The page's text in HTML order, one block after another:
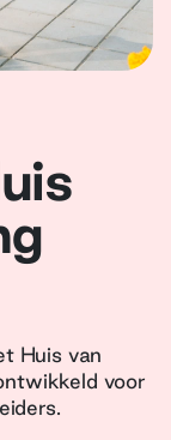
Huis van
voor